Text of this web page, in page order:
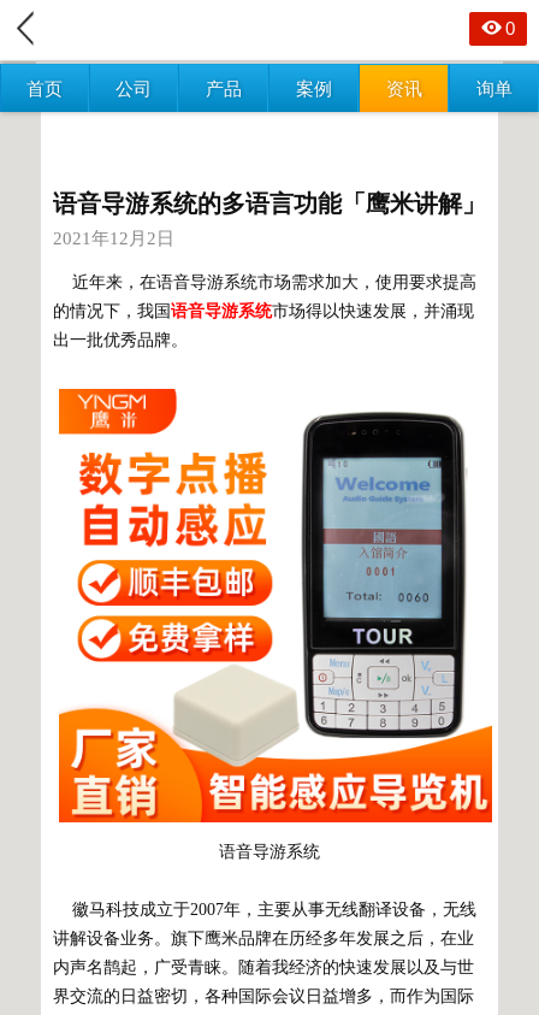
首页 公司 产品 案例 资讯 询单
0
语音导游系统的多语言功能「鹰米讲解」
2021年12月2日
近年来，在语音导游系统市场需求加大，使用要求提高
的情况下，我国 语音导游系统市场得以快速发展，并涌现
出一批优秀品牌。
语音导游系统
徽马科技成立于2007年，主要从事无线翻译设备，无线
讲解设备业务。旗下鹰米品牌在历经多年发展之后，在业
内声名鹊起，广受青睐。随着我经济的快速发展以及与世
界交流的日益密切，各种国际会议日益增多，而作为国际